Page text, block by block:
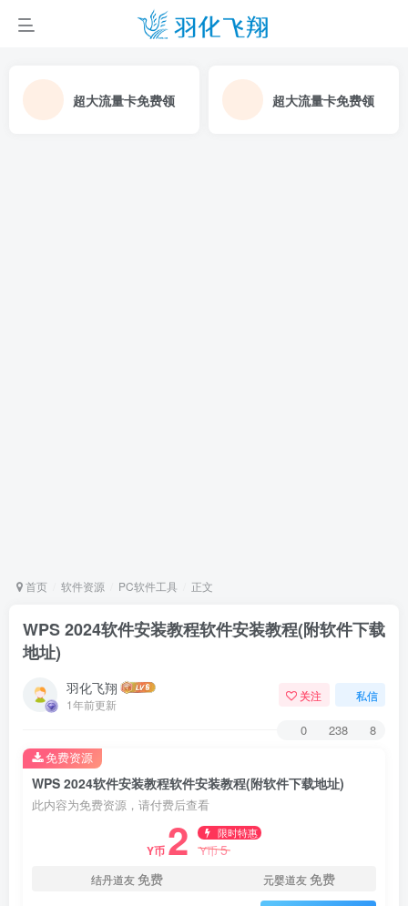
超大流量卡免费领 超大流量卡免费领
首页 软件资源 PC软件工具 正文
WPS 2024软件安装教程软件安装教程(附软件下载
地址)
羽化飞翔
1年前更新
关注 私信
0 238 8
WPS 2024软件安装教程软件安装教程(附软件下载地址)
此内容为免费资源，请付费后查看
Y币 2 限时特惠
Y币5
结丹道友免费 元婴道友免费
免费资源